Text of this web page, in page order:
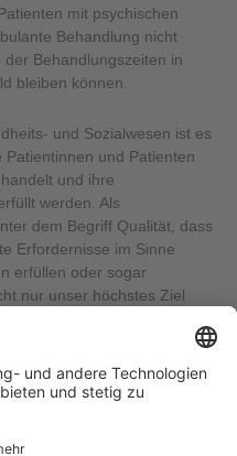
mit psychischen
Behandlung nicht
Behandlungszeiten in
bleiben können.
und Sozialwesen ist es
und Patienten
und ihre
werden. Als
dem Begriff Qualität, dass
Erfordernisse im Sinne
erfüllen oder sogar
nur unser höchstes Ziel
schaffen - sowohl bei den
bei deren Angehörigen.